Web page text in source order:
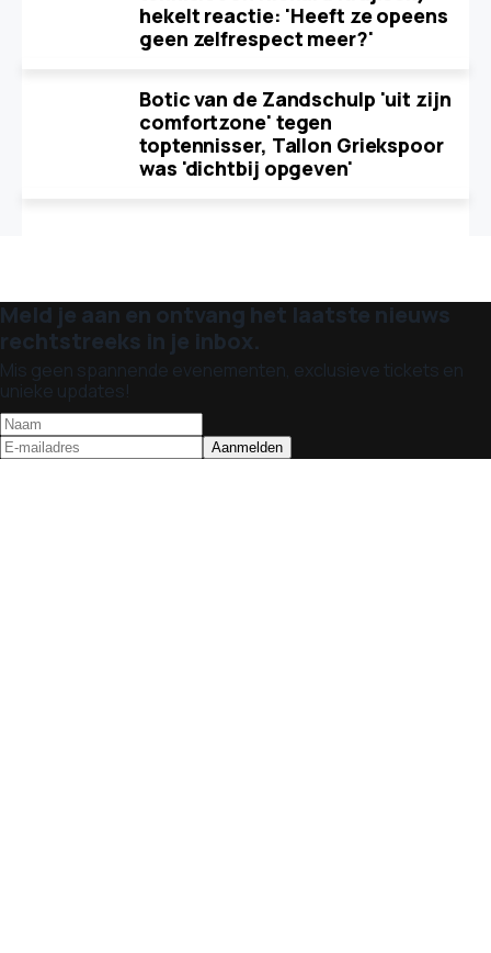
hekelt reactie: 'Heeft ze opeens
geen zelfrespect meer?'
Botic van de Zandschulp 'uit zijn
comfortzone' tegen
toptennisser, Tallon Griekspoor
was 'dichtbij opgeven'
Meld je aan en ontvang het laatste nieuws
rechtstreeks in je inbox.
Mis geen spannende evenementen, exclusieve tickets en
unieke updates!